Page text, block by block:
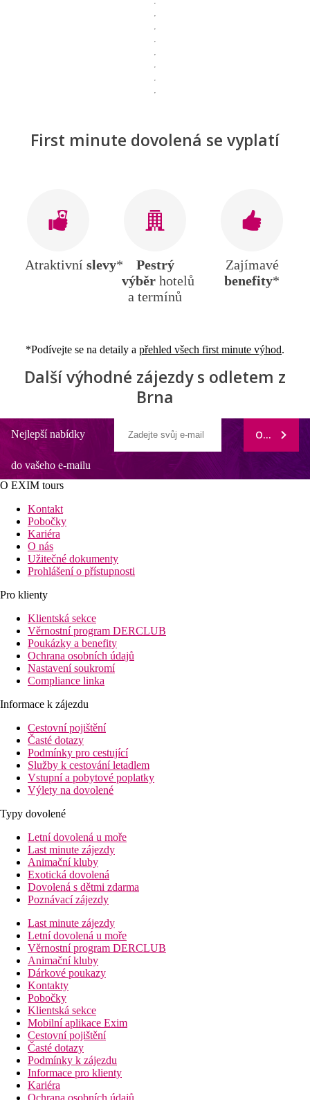
First minute dovolená se vyplatí
Atraktivní slevy*
Pestrý
výběr hotelů
a termínů
Zajímavé
benefity*
*Podívejte se na detaily a přehled všech first minute výhod.
Další výhodné zájezdy s odletem z
Brna
Nejlepší nabídky
do vašeho e-mailu
ODEBÍRAT
O EXIM tours
Kontakt
Pobočky
Kariéra
O nás
Užitečné dokumenty
Prohlášení o přístupnosti
Pro klienty
Klientská sekce
Věrnostní program DERCLUB
Poukázky a benefity
Ochrana osobních údajů
Nastavení soukromí
Compliance linka
Informace k zájezdu
Cestovní pojištění
Časté dotazy
Podmínky pro cestující
Služby k cestování letadlem
Vstupní a pobytové poplatky
Výlety na dovolené
Typy dovolené
Letní dovolená u moře
Last minute zájezdy
Animační kluby
Exotická dovolená
Dovolená s dětmi zdarma
Poznávací zájezdy
Last minute zájezdy
Letní dovolená u moře
Věrnostní program DERCLUB
Animační kluby
Dárkové poukazy
Kontakty
Pobočky
Klientská sekce
Mobilní aplikace Exim
Cestovní pojištění
Časté dotazy
Podmínky k zájezdu
Informace pro klienty
Kariéra
Ochrana osobních údajů